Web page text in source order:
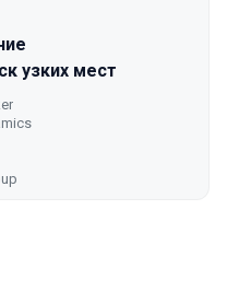
узких мест